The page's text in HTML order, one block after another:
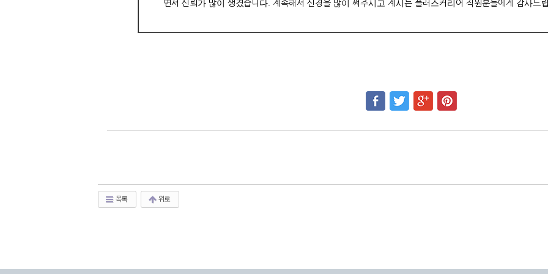
면서 신뢰가 많이 생겼습니다. 계속해서 신경을 많이 써주시고 계시는 플러스커리어 직원분들에게 감사드
목록 위로